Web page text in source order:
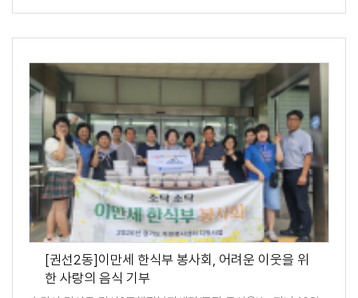
[권선2동]이만세 한식부 봉사회, 어려운 이웃을 위
한 사랑의 음식 기부